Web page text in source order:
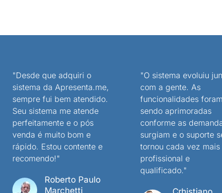
"Desde que adquiri o
sistema da Apresenta.me,
sempre fui bem atendido.
Seu sistema me atende
perfeitamente e o pós
venda é muito bom e
rápido. Estou contente e
recomendo!"
Roberto Paulo
Marchetti
"O sistema evoluiu
com a gente. As
funcionalidades
sendo aprimoradas
conforme as
surgiam e o suporte
tornou cada vez mais
profissional e
qualificado."